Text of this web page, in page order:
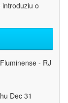
o
- RJ
Dec 31